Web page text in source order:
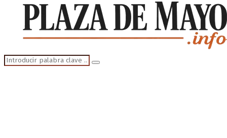
Search
for:
Search